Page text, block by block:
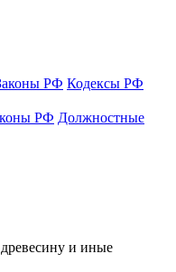
РФ Кодексы РФ
РФ Должностные
и иные